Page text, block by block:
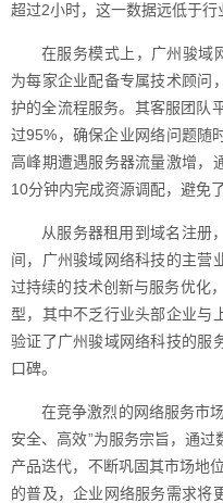
超过2小时，这一数据远低于行
在服务模式上，广州骏域
为每家企业配备专属技术顾问
护的全流程服务。其客服团队
过95%，确保企业网络问题随
高峰期遭遇服务器流量激增，
10分钟内完成资源调配，避免
从服务器租用到域名注册
间，广州骏域网络科技的主营
过持续的技术创新与服务优化
型，其中不乏行业头部企业与
验证了广州骏域网络科技的服
口碑。
在竞争激烈的网络服务市
安全、高效”为服务宗旨，通
产品迭代，不断巩固其市场地
的普及，企业网络服务需求将